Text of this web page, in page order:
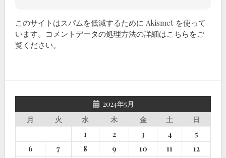
このサイトはスパムを低減するために Akismet を使って
います。 コメントデータの処理方法の詳細はこちらをご
覧ください。
2024年5月
月
火 水 木 金 土
日
1
2 3 4
5
6
7 8 9 10 11
12